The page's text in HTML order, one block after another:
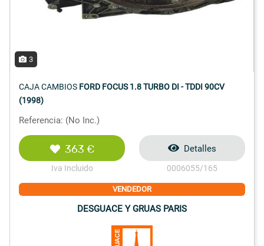
3
CAJA CAMBIOS FORD FOCUS 1.8 TURBO DI - TDDI 90CV
(1998)
Referencia: (No Inc.)
363 €
Iva Incluido
Detalles
0006055/165
VENDEDOR
DESGUACE Y GRUAS PARIS